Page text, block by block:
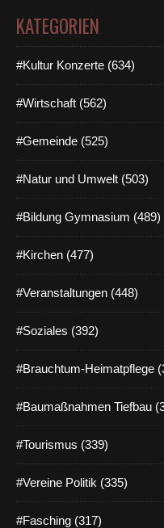
KATEGORIEN
#Kultur Konzerte (634)
#Wirtschaft (562)
#Gemeinde (525)
#Natur und Umwelt (503)
#Bildung Gymnasium (489)
#Kirchen (477)
#Veranstaltungen (448)
#Soziales (392)
#Brauchtum-Heimatpflege
#Baumaßnahmen Tiefbau
#Tourismus (339)
#Vereine Politik (335)
#Fasching (317)